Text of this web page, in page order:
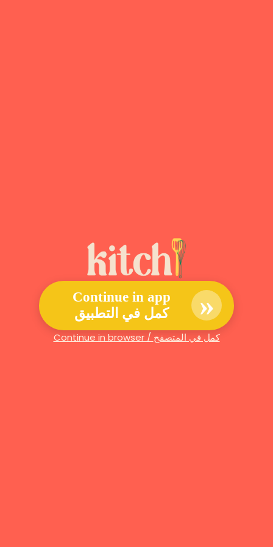
Continue in app
كمل في التطبيق
»
Continue in browser / كمل في المتصفح